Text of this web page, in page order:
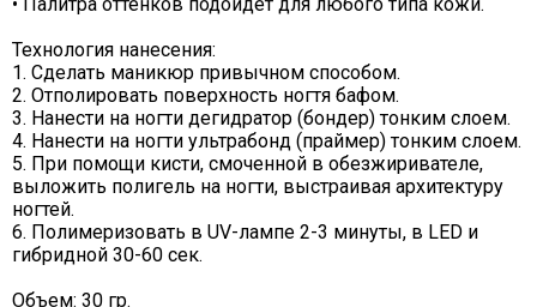
• Палитра оттенков подойдет для любого типа кожи.
Технология нанесения:
1. Сделать маникюр привычном способом.
2. Отполировать поверхность ногтя бафом.
3. Нанести на ногти дегидратор (бондер) тонким слоем.
4. Нанести на ногти ультрабонд (праймер) тонким слоем.
5. При помощи кисти, смоченной в обезжиривателе,
выложить полигель на ногти, выстраивая архитектуру
ногтей.
6. Полимеризовать в UV-лампе 2-3 минуты, в LED и
гибридной 30-60 сек.
Объем: 30 гр.